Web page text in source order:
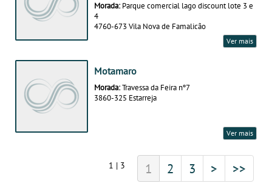
Morada: Parque comercial lago discount lote 3 e
4
4760-673 Vila Nova de Famalicão
Ver mais
Motamaro
Morada:Travessa da Feira nº7
3860-325 Estarreja
Ver mais
1 | 3 1 2 3 > >>